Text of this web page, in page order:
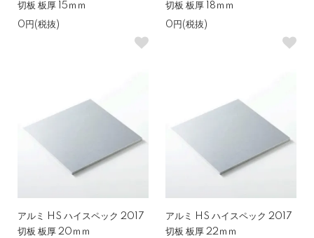
切板 板厚 15ｍｍ
0円(税抜)
切板 板厚 18ｍｍ
0円(税抜)
アルミ HS ハイスペック 2017
切板 板厚 20ｍｍ
アルミ HS ハイスペック 2017
切板 板厚 22ｍｍ